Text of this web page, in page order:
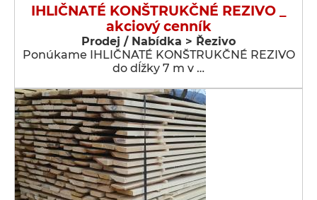
IHLIČNATÉ KONŠTRUKČNÉ REZIVO _
akciový cenník
Prodej / Nabídka > Řezivo
Ponúkame IHLIČNATÉ KONŠTRUKČNÉ REZIVO
do dĺžky 7 m v …